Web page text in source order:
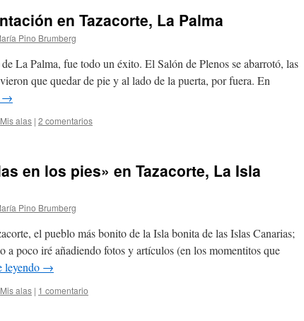
en Tazacorte, La Palma
Pino Brumberg
La Palma, fue todo un éxito. El Salón de Plenos se abarrotó, las
que quedar de pie y al lado de la puerta, por fuera. En
→
Mis alas | 2 comentarios
en los pies» en Tazacorte, La Isla
Pino Brumberg
el pueblo más bonito de la Isla bonita de las Islas Canarias;
a poco iré añadiendo fotos y artículos (en los momentitos que
leyendo →
Mis alas | 1 comentario